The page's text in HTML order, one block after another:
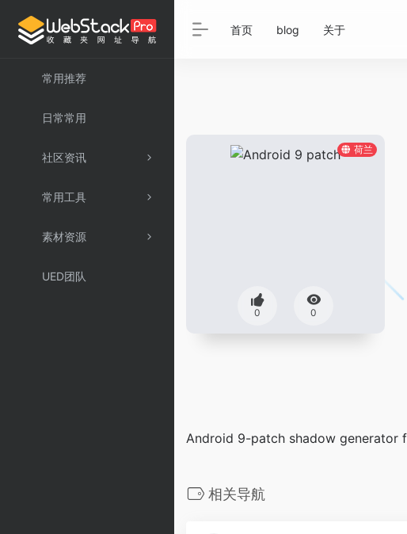
常用推荐
日常常用
社区资讯
常用工具
素材资源
UED团队
首页 blog 关于
荷兰
0 0
Android 9-patch shadow generator
相关导航